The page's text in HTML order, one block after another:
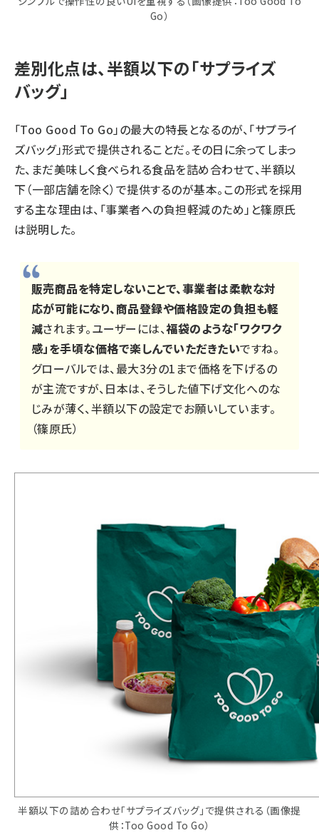
Go）
差別化点は、半額以下の「サプライズ
バッグ」
「Too Good To Go」の最大の特長となるのが、「サプライ
ズバッグ」形式で提供されることだ。その日に余ってしまっ
た、まだ美味しく食べられる食品を詰め合わせて、半額以
下（一部店舗を除く）で提供するのが基本。この形式を採用
する主な理由は、「事業者への負担軽減のため」と篠原氏
は説明した。
販売商品を特定しないことで、事業者は柔軟な対
応が可能になり、商品登録や価格設定の負担も軽
減されます。ユーザーには、福袋のような「ワクワク
感」を手頃な価格で楽しんでいただきたいですね。
グローバルでは、最大3分の1まで価格を下げるの
が主流ですが、日本は、そうした値下げ文化へのな
じみが薄く、半額以下の設定でお願いしています。
（篠原氏）
半額以下の詰め合わせ「サプライズバッグ」で提供される（画像提
供：Too Good To Go）